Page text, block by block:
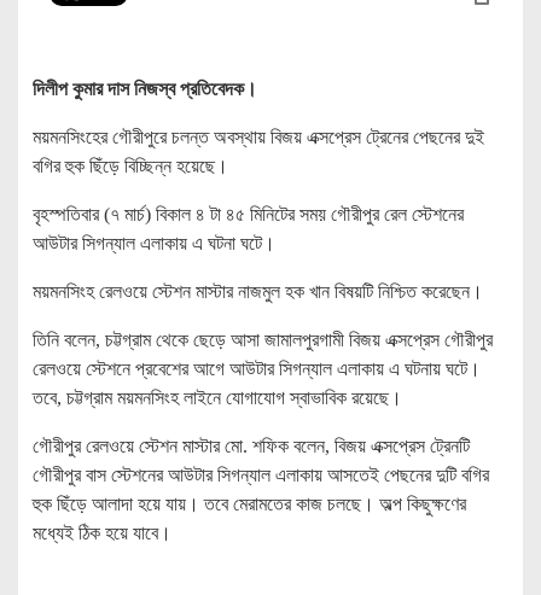
দিলীপ কুমার দাস নিজস্ব প্রতিবেদক।
ময়মনসিংহের গৌরীপুরে চলন্ত অবস্থায় বিজয় এক্সপ্রেস ট্রেনের পেছনের দুই
বগির হুক ছিঁড়ে বিচ্ছিন্ন হয়েছে।
বৃহস্পতিবার (৭ মার্চ) বিকাল ৪ টা ৪৫ মিনিটের সময় গৌরীপুর রেল স্টেশনের
আউটার সিগন্যাল এলাকায় এ ঘটনা ঘটে।
ময়মনসিংহ রেলওয়ে স্টেশন মাস্টার নাজমুল হক খান বিষয়টি নিশ্চিত করেছেন।
তিনি বলেন, চট্টগ্রাম থেকে ছেড়ে আসা জামালপুরগামী বিজয় এক্সপ্রেস গৌরীপুর
রেলওয়ে স্টেশনে প্রবেশের আগে আউটার সিগন্যাল এলাকায় এ ঘটনায় ঘটে।
তবে, চট্টগ্রাম ময়মনসিংহ লাইনে যোগাযোগ স্বাভাবিক রয়েছে।
গৌরীপুর রেলওয়ে স্টেশন মাস্টার মো. শফিক বলেন, বিজয় এক্সপ্রেস ট্রেনটি
গৌরীপুর বাস স্টেশনের আউটার সিগন্যাল এলাকায় আসতেই পেছনের দুটি বগির
হুক ছিঁড়ে আলাদা হয়ে যায়। তবে মেরামতের কাজ চলছে। অল্প কিছুক্ষণের
মধ্যেই ঠিক হয়ে যাবে।